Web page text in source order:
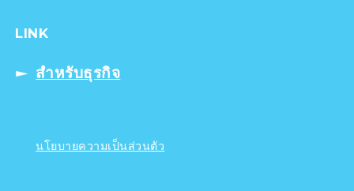
LINK
สำหรับธุรกิจ
นโยบายความเป็นส่วนตัว